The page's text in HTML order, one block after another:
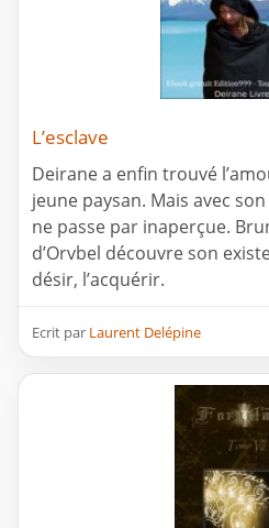
L’esclave
Deirane a enfin trouvé
jeune paysan. Mais avec
ne passe par inaperçue.
d’Orvbel découvre son
désir, l’acquérir.
Ecrit par Laurent Delépine